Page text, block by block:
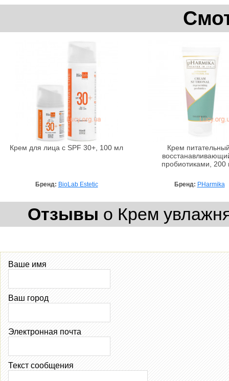
Крем для лица с SPF 30+, 100 мл
Бренд: BioLab Estetic
Крем
пробиотиками, 200
Бренд: PHarmika
Отзывы о Крем
Ваше имя
Ваш город
Электронная почта
Текст сообщения